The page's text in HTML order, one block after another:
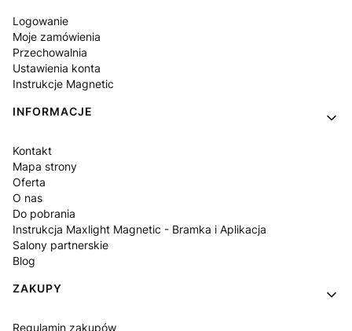
Logowanie
Moje zamówienia
Przechowalnia
Ustawienia konta
Instrukcje Magnetic
INFORMACJE
Kontakt
Mapa strony
Oferta
O nas
Do pobrania
Instrukcja Maxlight Magnetic - Bramka i Aplikacja
Salony partnerskie
Blog
ZAKUPY
Regulamin zakupów